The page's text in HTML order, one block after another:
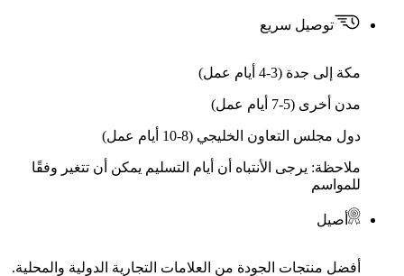
توصيل سريع
مكة إلى جدة (3-4 أيام عمل)
مدن أخرى (5-7 أيام عمل)
دول مجلس التعاون الخليجي (8-10 أيام عمل)
ملاحظة: يرجى الأنتباه أن أيام التسليم يمكن أن تتغير وفقًا
للمواسم
أصيل
أفضل منتجات الجودة من العلامات التجارية الدولية والمحلية.